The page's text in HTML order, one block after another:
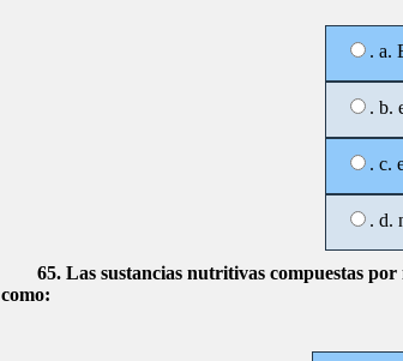
. a.
. b.
. c.
. d.
65. Las sustancias nutritivas compuestas
como: